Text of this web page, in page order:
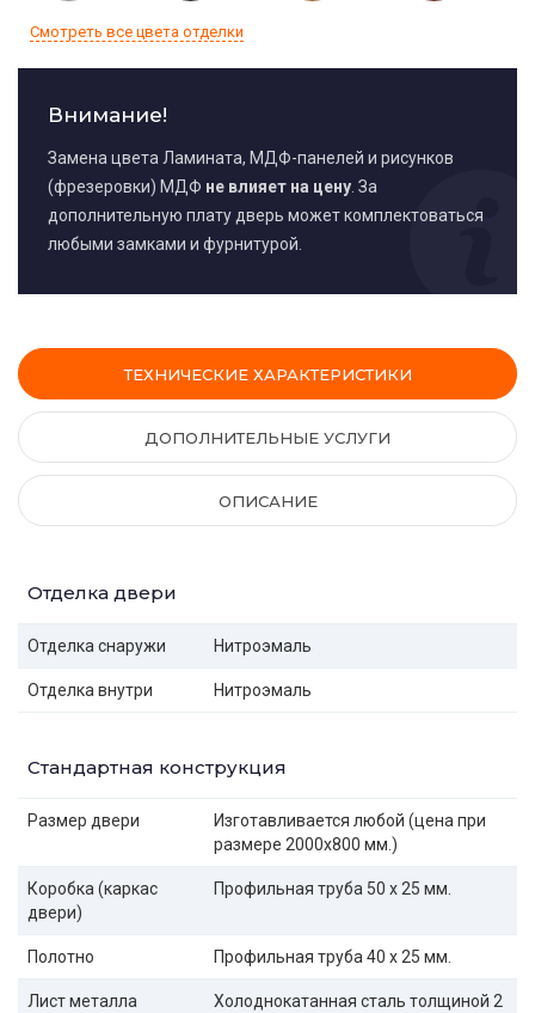
Смотреть все цвета отделки
Внимание!
Замена цвета Ламината, МДФ-панелей и рисунков
(фрезеровки) МДФ не влияет на цену . За
дополнительную плату дверь может комплектоваться
любыми замками и фурнитурой.
ТЕХНИЧЕСКИЕ ХАРАКТЕРИСТИКИ
ДОПОЛНИТЕЛЬНЫЕ УСЛУГИ
ОПИСАНИЕ
Отделка двери
Отделка снаружи Нитроэмаль
Отделка внутри Нитроэмаль
Стандартная конструкция
Размер двери
Изготавливается любой (цена при
размере 2000x800 мм.)
Коробка (каркас
двери)
Профильная труба 50 х 25 мм.
Полотно Профильная труба 40 х 25 мм.
Лист металла
Холоднокатанная сталь толщиной 2